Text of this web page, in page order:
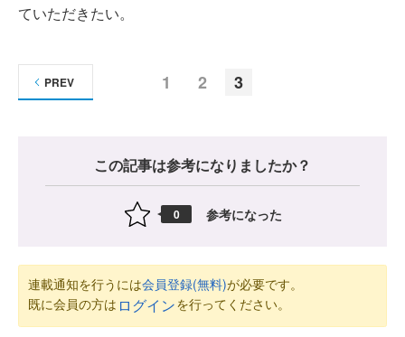
ていただきたい。
1 2 3
PREV
この記事は参考になりましたか？
0 参考になった
連載通知を行うには会員登録(無料)が必要です。
既に会員の方は ログインを行ってください。